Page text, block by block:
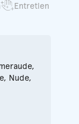
Entretien
Nude,